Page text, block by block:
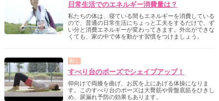
日常生活でのエネルギー消費量は？
私たちの体は、寝ている間もエネルギーを消費している
ので、普通の日常生活にちょっと工夫をするだけで、ず
い分と消費エネルギーが変わってきます。外出ができな
くても、家の中で体を動かす習慣をつけましょう。
動く
すべり台のポーズでシェイプアップ！
仰向けで両膝を曲げ、お尻を上にあげる体操になりま
す。このすべり台のポーズは大臀筋や骨盤底筋をひきし
め、尿漏れ予防の効果もあります。